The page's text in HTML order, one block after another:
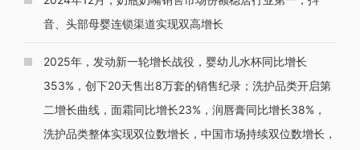
音、头部母婴连锁渠道实现双高增长
2025年，发动新一轮增长战役，婴幼儿水杯同比增长
353%，创下20天售出8万套的销售纪录；洗护品类开启第
二增长曲线，面霜同比增长23%，润唇膏同比增长38%，
洗护品类整体实现双位数增长，中国市场持续双位数增长，